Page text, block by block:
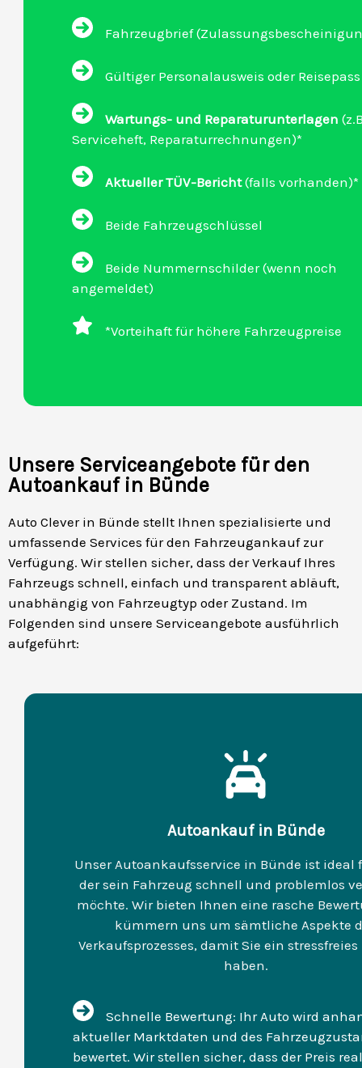
Fahrzeugbrief
Gültiger Personalausweis oder Reisepass
Wartungs- und Reparaturunterlagen
Serviceheft, Reparaturrechnungen)*
Aktueller TÜV-Bericht(falls vorhanden)*
Beide Fahrzeugschlüssel
Beide Nummernschilder (wenn noch
angemeldet)
*Vorteihaft für höhere Fahrzeugpreise
Unsere Serviceangebote für den
Autoankauf in Bünde
Auto Clever in Bünde stellt Ihnen spezialisierte und
umfassende Services für den Fahrzeugankauf zur
Verfügung. Wir stellen sicher, dass der Verkauf Ihres
Fahrzeugs schnell, einfach und transparent abläuft,
unabhängig von Fahrzeugtyp oder Zustand. Im
Folgenden sind unsere Serviceangebote ausführlich
aufgeführt:
Autoankauf in Bünde
Unser Autoankaufsservice in Bünde ist ideal
der sein Fahrzeug schnell und problemlos
möchte. Wir bieten Ihnen eine rasche
kümmern uns um sämtliche Aspekte
Verkaufsprozesses, damit Sie ein
haben.
Schnelle Bewertung: Ihr Auto wird
aktueller Marktdaten und des
bewertet. Wir stellen sicher, dass der Preis